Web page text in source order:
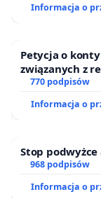
Informacja o
Petycja o
związanych z
770 podpisów
Informacja o
Stop
968 podpisów
Informacja o